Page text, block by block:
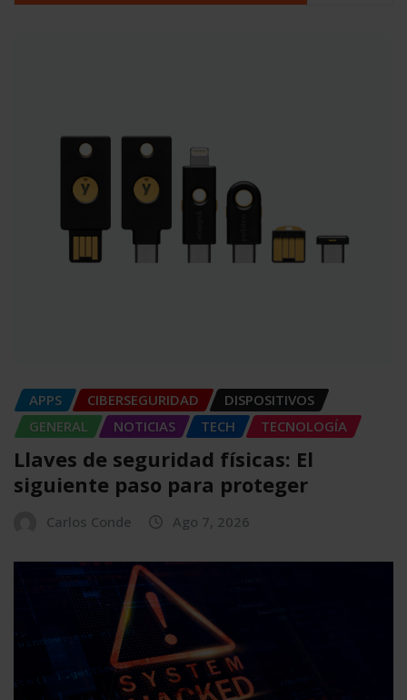
APPS CIBERSEGURIDAD
DISPOSITIVOS
GENERAL
NOTICIAS TECH TECNOLOGÍA
Llaves de seguridad físicas: El
siguiente paso para proteger
Carlos Conde Ago 7, 2026